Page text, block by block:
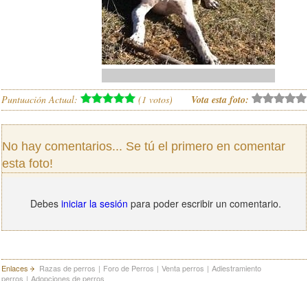
Puntuación Actual: (1 votos) Vota esta foto:
No hay comentarios... Se tú el primero en comentar
esta foto!
Debes iniciar la sesión para poder escribir un comentario.
Enlaces Razas de perros | Foro de Perros | Venta perros | Adiestramiento
perros | Adopciones de perros